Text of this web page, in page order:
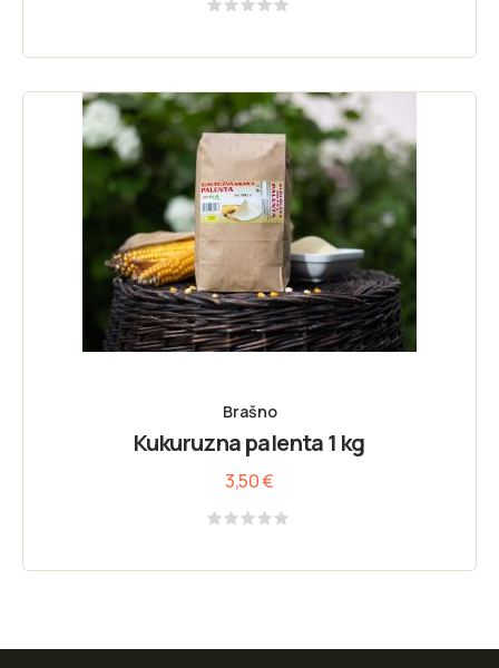
out
5
Brašno
Kukuruzna palenta 1 kg
3,50€
out